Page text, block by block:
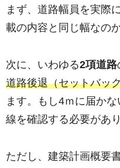
まず、道路幅員を実際
載の内容と同じ幅なの
次に、いわゆる2項道路
道路後退（セットバッ
ます。もし4ｍに届か
線を確認する必要があり
ただし、建築計画概要